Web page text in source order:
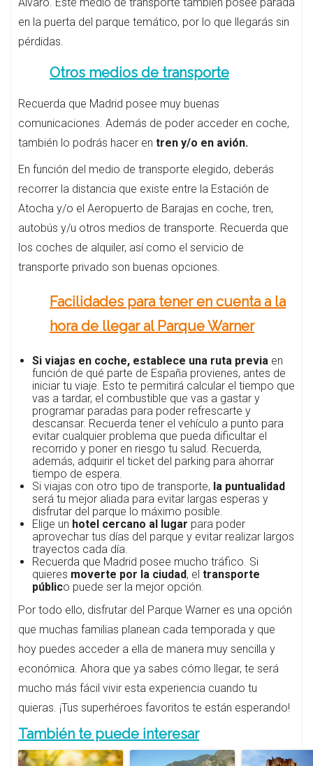
en la puerta del parque temático, por lo que llegarás sin
pérdidas.
Otros medios de transporte
Recuerda que Madrid posee muy buenas
comunicaciones. Además de poder acceder en coche,
también lo podrás hacer en tren y/o en avión.
En función del medio de transporte elegido, deberás
recorrer la distancia que existe entre la Estación de
Atocha y/o el Aeropuerto de Barajas en coche, tren,
autobús y/u otros medios de transporte. Recuerda que
los coches de alquiler, así como el servicio de
transporte privado son buenas opciones.
Facilidades para tener en cuenta a la
hora de llegar al Parque Warner
Si viajas en coche, establece una ruta previa en
función de qué parte de España provienes, antes de
iniciar tu viaje. Esto te permitirá calcular el tiempo que
vas a tardar, el combustible que vas a gastar y
programar paradas para poder refrescarte y
descansar. Recuerda tener el vehículo a punto para
evitar cualquier problema que pueda dificultar el
recorrido y poner en riesgo tu salud. Recuerda,
además, adquirir el ticket del parking para ahorrar
tiempo de espera.
Si viajas con otro tipo de transporte, la puntualidad
será tu mejor aliada para evitar largas esperas y
disfrutar del parque lo máximo posible.
Elige un hotel cercano al lugar para poder
aprovechar tus días del parque y evitar realizar largos
trayectos cada día.
Recuerda que Madrid posee mucho tráfico. Si
quieres moverte por la ciudad, el transporte
público puede ser la mejor opción.
Por todo ello, disfrutar del Parque Warner es una opción
que muchas familias planean cada temporada y que
hoy puedes acceder a ella de manera muy sencilla y
económica. Ahora que ya sabes cómo llegar, te será
mucho más fácil vivir esta experiencia cuando tu
quieras. ¡Tus superhéroes favoritos te están esperando!
También te puede interesar